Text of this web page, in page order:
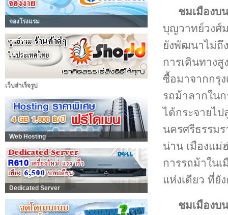
จองโรงแรม
เว็บสำเร็จรูป
Web Hosting
Dedicated Server
ชมเมืองบ
บุญวาทย์วงศ์
ยังพัฒนาไม่ถึ
การเดินทาง
ซื้อมาจากกรุ
รถม้าลากใน
ได้กระจายไ
นครศรีธรรมร
น่าน เมืองแม่
การรถม้าในเ
แห่งเดียว ที่ยั
ชมเมืองบ